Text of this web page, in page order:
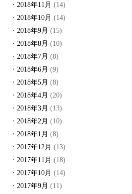
2018年11月 (14)
2018年10月 (14)
2018年9月 (15)
2018年8月 (10)
2018年7月 (8)
2018年6月 (9)
2018年5月 (8)
2018年4月 (20)
2018年3月 (13)
2018年2月 (10)
2018年1月 (8)
2017年12月 (13)
2017年11月 (18)
2017年10月 (14)
2017年9月 (11)